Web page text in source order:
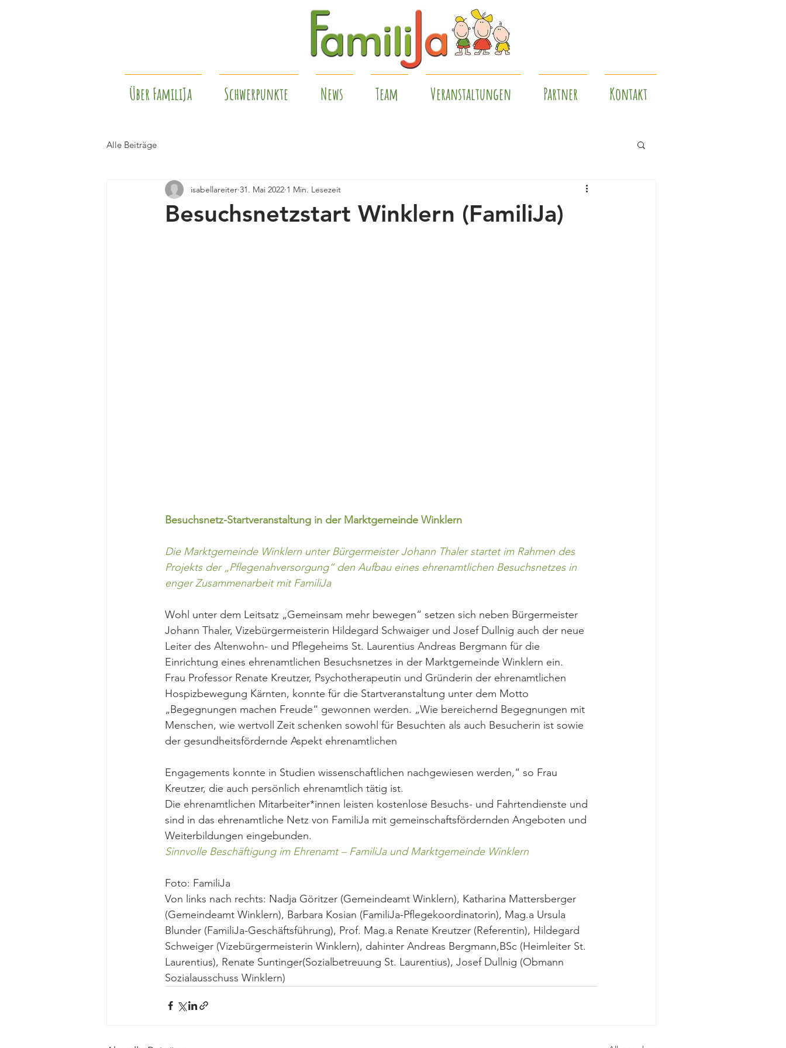
Über FamiliJa Schwerpunkte News Team Veranstaltungen Partner Kontakt
Alle Beiträge
Besuchsnetzstart Winklern (FamiliJa)
isabellareiter 31. Mai 2022 1 Min. Lesezeit
Besuchsnetz-Startveranstaltung in der Marktgemeinde Winklern
Die Marktgemeinde Winklern unter Bürgermeister Johann Thaler startet im Rahmen des
Projekts der „Pflegenahversorgung“ den Aufbau eines ehrenamtlichen Besuchsnetzes in
enger Zusammenarbeit mit FamiliJa
Wohl unter dem Leitsatz „Gemeinsam mehr bewegen“ setzen sich neben Bürgermeister
Johann Thaler, Vizebürgermeisterin Hildegard Schwaiger und Josef Dullnig auch der neue
Leiter des Altenwohn- und Pflegeheims St. Laurentius Andreas Bergmann für die
Einrichtung eines ehrenamtlichen Besuchsnetzes in der Marktgemeinde Winklern ein.
Frau Professor Renate Kreutzer, Psychotherapeutin und Gründerin der ehrenamtlichen
Hospizbewegung Kärnten, konnte für die Startveranstaltung unter dem Motto
„Begegnungen machen Freude“ gewonnen werden. „Wie bereichernd Begegnungen mit
Menschen, wie wertvoll Zeit schenken sowohl für Besuchten als auch Besucherin ist sowie
der gesundheitsfördernde Aspekt ehrenamtlichen
Engagements konnte in Studien wissenschaftlichen nachgewiesen werden,“ so Frau
Kreutzer, die auch persönlich ehrenamtlich tätig ist.
Die ehrenamtlichen Mitarbeiter*innen leisten kostenlose Besuchs- und Fahrtendienste und
sind in das ehrenamtliche Netz von FamiliJa mit gemeinschaftsfördernden Angeboten und
Weiterbildungen eingebunden.
Sinnvolle Beschäftigung im Ehrenamt – FamiliJa und Marktgemeinde Winklern
Foto: FamiliJa
Von links nach rechts: Nadja Göritzer (Gemeindeamt Winklern), Katharina Mattersberger
(Gemeindeamt Winklern), Barbara Kosian (FamiliJa-Pflegekoordinatorin), Mag.a Ursula
Blunder (FamiliJa-Geschäftsführung), Prof. Mag.a Renate Kreutzer (Referentin), Hildegard
Schweiger (Vizebürgermeisterin Winklern), dahinter Andreas Bergmann,BSc (Heimleiter St.
Laurentius), Renate Suntinger(Sozialbetreuung St. Laurentius), Josef Dullnig (Obmann
Sozialausschuss Winklern)